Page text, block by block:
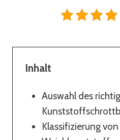
Inhalt
Auswahl des
Klassifizierung